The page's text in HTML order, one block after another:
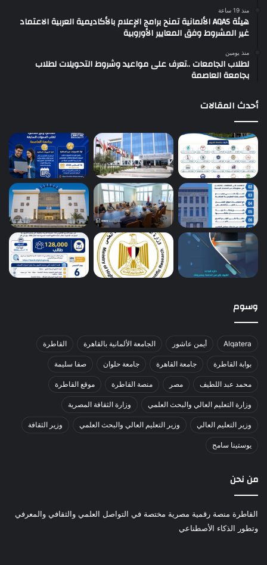
منذ 19 ساعة
هيئة AQAS الألمانية تمنح برامج الإعلام بالأكاديمية العربية الاعتماد
غير المشروط وفق المعايير الأوروبية
منذ يومين
لطلاب الجامعات ..تعرف على مواعيد وشروط التحويلات لطلاب
بجامعة العاصمة
أحدث المقالات
وسوم
Alqatera أيمن عاشور الجامعة الألمانية بالقاهرة القاطرة
بوابة القاطرة جامعة القاهرة جامعة حلوان صفا سليمة
محمد عبد اللطيف مصر منصة القاطرة موقع القاطرة
وزارة التعليم العالي والبحث العلمي وزارة الثقافة المصرية
وزير التعليم العالي وزير التعليم العالي والبحث العلمي وزير الثقافة
يوستينا سامح
من نحن
القاطرة منصة رقمية مصرية مختصة في التواصل العلمي والثقافي والمعرفي
وتطور الذكاء الأصطناعي